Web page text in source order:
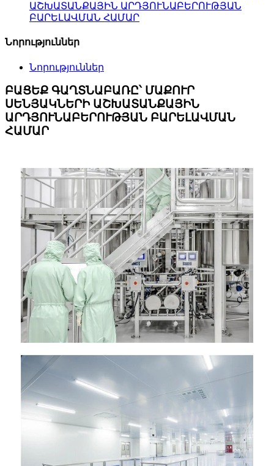
ԱՇԽԱՏԱՆՔԱՅԻՆ ԱՐԴՅՈՒՆԱԲԵՐՈՒԹՅԱՆ
ԲԱՐԵԼԱՎՄԱՆ ՀԱՄԱՐ
Նորություններ
Նորություններ
ԲԱՑԵՔ ԳԱՂՏՆԱԲԱՌԸ՝ ՄԱՔՈՒՐ
ՍԵՆՅԱԿՆԵՐԻ ԱՇԽԱՏԱՆՔԱՅԻՆ
ԱՐԴՅՈՒՆԱԲԵՐՈՒԹՅԱՆ ԲԱՐԵԼԱՎՄԱՆ
ՀԱՄԱՐ